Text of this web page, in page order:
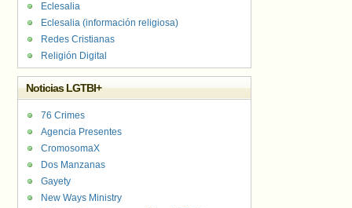
Eclesalia
Eclesalia (información religiosa)
Redes Cristianas
Religión Digital
Noticias LGTBI+
76 Crimes
Agencia Presentes
CromosomaX
Dos Manzanas
Gayety
New Ways Ministry